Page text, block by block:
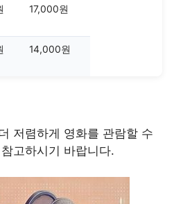
17,000원
14,000원
저렴하게 영화를 관람할 수
고하시기 바랍니다.